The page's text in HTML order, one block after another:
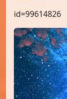
id=99614826